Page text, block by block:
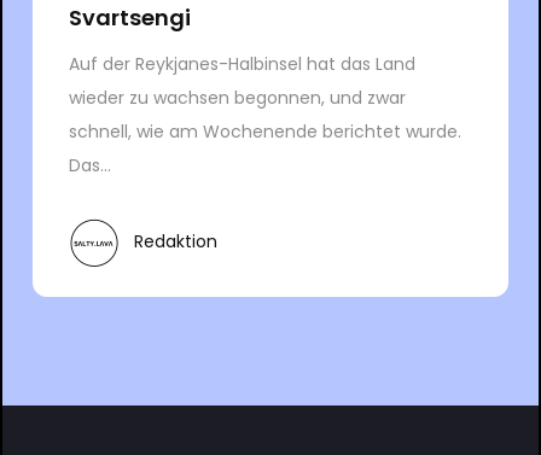
Svartsengi
Auf der Reykjanes-Halbinsel hat das Land
wieder zu wachsen begonnen, und zwar
schnell, wie am Wochenende berichtet wurde.
Das...
Redaktion